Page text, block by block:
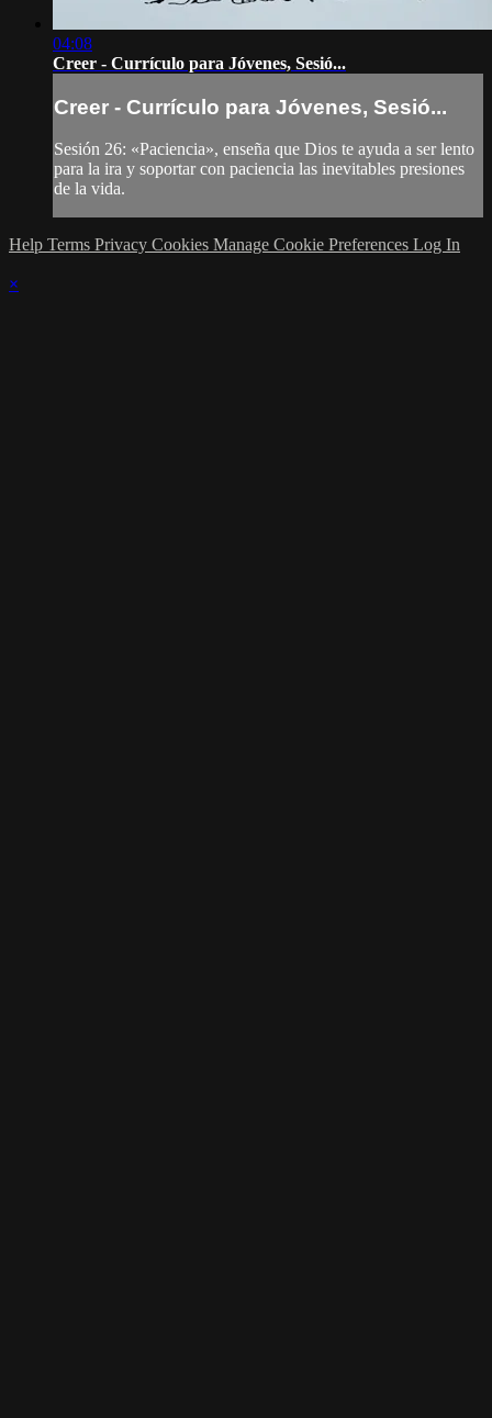
04:08
Creer - Currículo para Jóvenes, Sesió...
Creer - Currículo para Jóvenes, Sesió...
Sesión 26: «Paciencia», enseña que Dios te ayuda a ser lento
para la ira y soportar con paciencia las inevitables presiones
de la vida.
Help Terms Privacy Cookies Manage Cookie Preferences Log In
×